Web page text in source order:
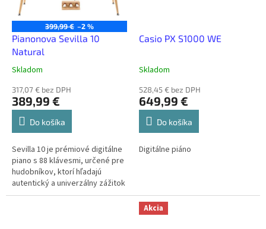
399,99 € –2 %
Pianonova Sevilla 10
Natural
Skladom
317,07 € bez DPH
389,99 €
Do košíka
Sevilla 10 je prémiové digitálne
piano s 88 klávesmi, určené pre
hudobníkov, ktorí hľadajú
autentický a univerzálny zážitok
z hrania. Vďaka kladivkovej
Casio PX S1000 WE
Skladom
528,45 € bez DPH
649,99 €
Do košíka
Digitálne piáno
Akcia